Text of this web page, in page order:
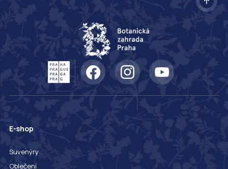
E-shop
Suvenýry
Oblečení